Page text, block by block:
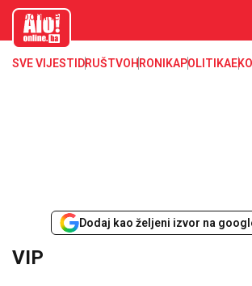
aloonline.b
SVE VIJESTI DRUŠTVOHRONIKAPOLITIKA
Dodaj kao željeni izvor na
VIP